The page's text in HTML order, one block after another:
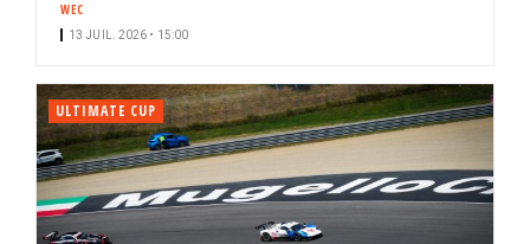
WEC
13 JUIL. 2026 • 15:00
ULTIMATE CUP